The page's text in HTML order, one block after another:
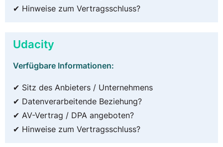
✔ Hinweise zum Vertragsschluss?
Udacity
Verfügbare Informationen:
✔ Sitz des Anbieters / Unternehmens
✔ Datenverarbeitende Beziehung?
✔ AV-Vertrag / DPA angeboten?
✔ Hinweise zum Vertragsschluss?